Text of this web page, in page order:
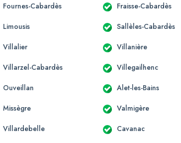
Fournes-Cabardès Fraisse-Cabardès
Limousis Sallèles-Cabardès
Villalier Villanière
Villarzel-Cabardès Villegailhenc
Ouveillan Alet-les-Bains
Missègre Valmigère
Villardebelle Cavanac